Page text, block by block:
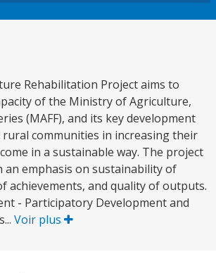
Rehabilitation Project aims to
of the Ministry of Agriculture,
(MAFF), and its key development
communities in increasing their
in a sustainable way. The project
an emphasis on sustainability of
achievements, and quality of outputs.
- Participatory Development and
Voir plus